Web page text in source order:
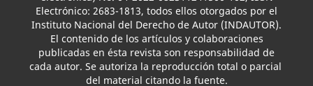
Electrónico: 2683-1813, todos ellos otorgados por el
Instituto Nacional del Derecho de Autor (INDAUTOR).
El contenido de los artículos y colaboraciones
publicadas en ésta revista son responsabilidad de
cada autor. Se autoriza la reproducción total o parcial
del material citando la fuente.